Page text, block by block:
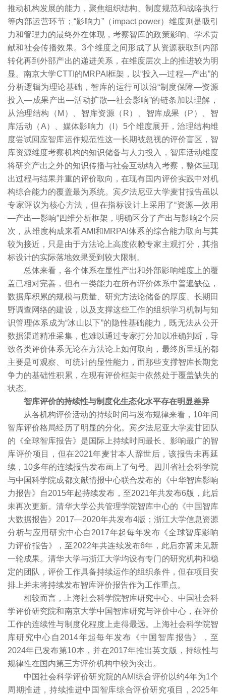
推动机构发展的能力，聚焦组织结构、制度规范和战略执行
等内部运营环节；“影响力”（impact power）维度则是吸引
力和管理力的最终外在体现，考察智库的政策影响、学术贡
献和社会传播效果。3个维度之间形成了从资源获取到内部
转化再到外部产出的递进关系，在维度层次上的推进较为明
显。南京大学CTTI的MRPAI框架，以“投入—过程—产出”的
分析逻辑为理论基础，智库的运行可以沿“制度保障—资源
投入—成果产出—活动扩散—社会影响”的链条加以理解，
从治理结构（M）、智库资源（R）、智库成果（P）、智
库活动（A）、媒体影响力（I）5个维度展开，治理结构维
度尝试回应智库运作规范性这一长期被忽视的评价盲区，智
库资源维度考察机构的知识储备与人力投入，智库活动维度
将研究产出之外的知识传播与社会互动纳入考察，整体呈现
出过程与结果并重的评价取向，在现有国内评价实践中对机
构综合能力的覆盖最为系统。宾夕法尼亚大学麦甘报告虽以
专家评议为核心方法，但在指标设计上采用了“资源—效用
—产出—影响”四维分析框架，明确区分了产出与影响2个层
次，从维度构成来看AMI和MRPAI体系的综合能力取向与其
较为接近，只是由于方法论上高度依赖专家主观打分，其指
标设计的实际落地效果受到较大限制。
总体来看，各个体系在显性产出和外部影响维度上的覆
盖已相对完善，但有一类能力在所有评价体系中普遍缺位，
数据库积累的规模与质量、研究方法论储备的厚度、长期田
野调查网络的建设，以及支撑这些工作的组织学习机制与知
识管理体系成为“冰山以下”的隐性基础能力，既无法从公开
数据渠道精准采集，也难以通过专家打分加以准确判断，导
致各类评价体系无论在方法论上如何取向，最终所呈现的都
主要是可观察、可统计的显性能力，而那些支撑智库长期竞
争力的基础性积累，在现有评价框架中依然处于覆盖缺失的
状态。
智库评价的持续性与制度化生态化水平存在明显差异
从各机构评价活动的持续时间与发布规律来看，10年间
智库评价格局经历了明显的分化。宾夕法尼亚大学麦甘团队
的《全球智库报告》是国际上持续时间最长、影响最广的智
库评价项目，但在2021年麦甘本人辞世后，该报告未再延
续，10多年的连续报告发布画上了句号。四川省社会科学院
与中国科学院成都文献情报中心联合发布的《中华智库影响
力报告》自2015年起持续发布，至2021年共发布6版，此后
未再次更新。清华大学公共管理学院智库中心的《中国智库
大数据报告》2017—2020年共发布4版；浙江大学信息资源
分析与应用研究中心自2017年起每年发布《全球智库影响
力评价报告》，至2022年共连续发布6年，此后亦暂未见新
一轮成果。清华大学与浙江大学均设有专门的研究机构和稳
定的团队，评价工作具备持续运作的组织条件，但在项目安
排上并未将持续发布智库评价报告作为工作重点。
相较而言，上海社会科学院智库研究中心、中国社会科
学评价研究院和南京大学中国智库研究与评价中心，在评价
工作的连续性与制度化程度上走得最远。上海社会科学院智
库研究中心自2014年起每年发布《中国智库报告》，至
2024年已发布第10本，并在2017年推出英文版，持续性与
规律性在国内第三方评价机构中较为突出。
中国社会科学评价研究院的AMI综合评价以约4年为1个
周期推进，持续推进中国智库综合评价研究项目，2025年